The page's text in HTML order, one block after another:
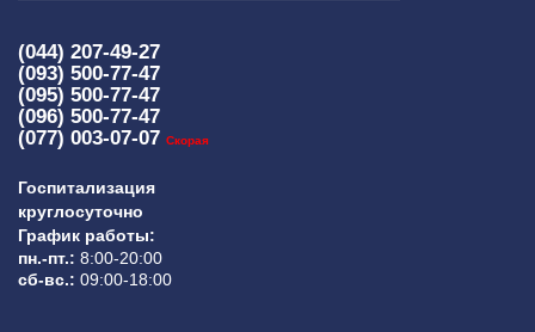
(044) 207-49-27
(093) 500-77-47
(095) 500-77-47
(096) 500-77-47
(077) 003-07-07 Скорая
Госпитализация
круглосуточно
График работы:
пн.-пт.: 8:00-20:00
сб-вс.: 09:00-18:00